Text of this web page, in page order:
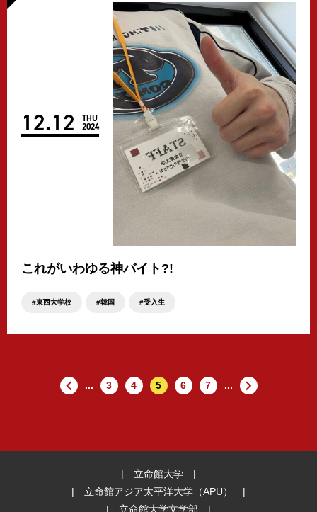
12.12 THU
2024
これがいわゆる神バイト?!
東西大学校 韓国 受入生
... 3 4 5 6 7 ...
立命館大学
立命館アジア太平洋大学（APU）
立命館大学文学部